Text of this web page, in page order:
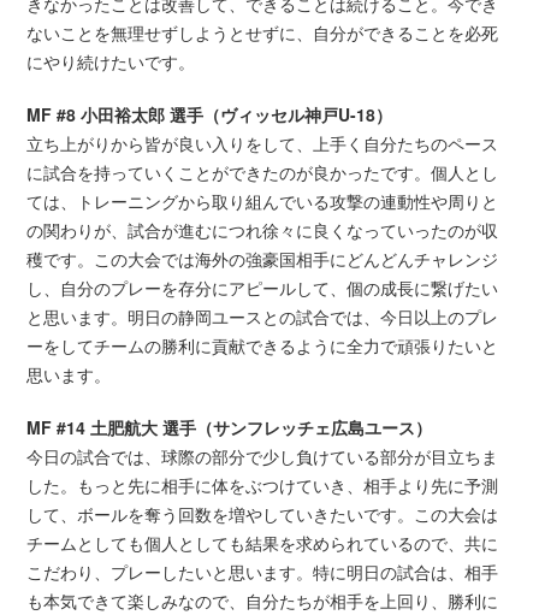
ないことを無理せずしようとせずに、自分ができることを必死
にやり続けたいです。
MF #8 小田裕太郎 選手（ヴィッセル神戸U-18）
立ち上がりから皆が良い入りをして、上手く自分たちのペース
に試合を持っていくことができたのが良かったです。個人とし
ては、トレーニングから取り組んでいる攻撃の連動性や周りと
の関わりが、試合が進むにつれ徐々に良くなっていったのが収
穫です。この大会では海外の強豪国相手にどんどんチャレンジ
し、自分のプレーを存分にアピールして、個の成長に繋げたい
と思います。明日の静岡ユースとの試合では、今日以上のプレ
ーをしてチームの勝利に貢献できるように全力で頑張りたいと
思います。
MF #14 土肥航大 選手（サンフレッチェ広島ユース）
今日の試合では、球際の部分で少し負けている部分が目立ちま
した。もっと先に相手に体をぶつけていき、相手より先に予測
して、ボールを奪う回数を増やしていきたいです。この大会は
チームとしても個人としても結果を求められているので、共に
こだわり、プレーしたいと思います。特に明日の試合は、相手
も本気できて楽しみなので、自分たちが相手を上回り、勝利に